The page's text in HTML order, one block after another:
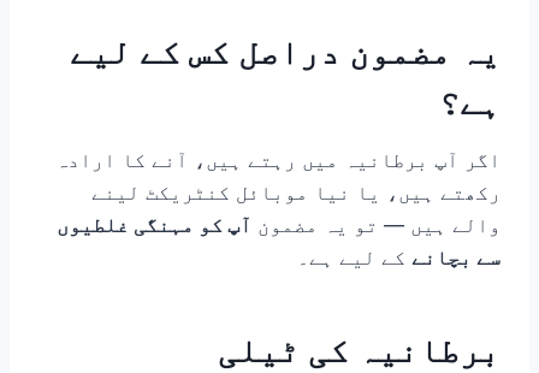
یہ مضمون دراصل کس کے لیے
ہے؟
اگر آپ برطانیہ میں رہتے ہیں، آنے کا ارادہ
رکھتے ہیں، یا نیا موبائل کنٹریکٹ لینے
والے ہیں — تو یہ مضمون آپ کو مہنگی غلطیوں
سے بچانے کے لیے ہے۔
برطانیہ کی ٹیلی